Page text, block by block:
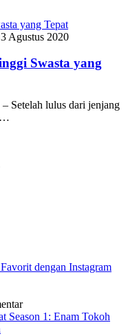
Agustus 2020
Swasta yang
Setelah lulus dari jenjang
dengan Instagram
Season 1: Enam Tokoh